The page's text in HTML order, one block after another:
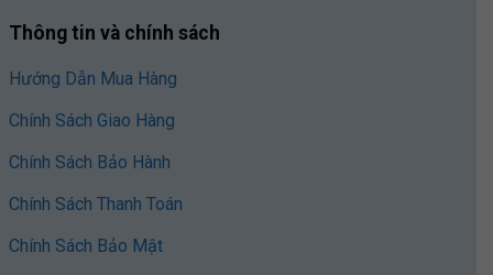
Thông tin và chính sách
Hướng Dẫn Mua Hàng
Chính Sách Giao Hàng
Chính Sách Bảo Hành
Chính Sách Thanh Toán
Chính Sách Bảo Mật